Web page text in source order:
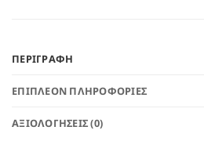
ΠΕΡΙΓΡΑΦΉ
ΕΠΙΠΛΈΟΝ ΠΛΗΡΟΦΟΡΊΕΣ
ΑΞΙΟΛΟΓΉΣΕΙΣ (0)